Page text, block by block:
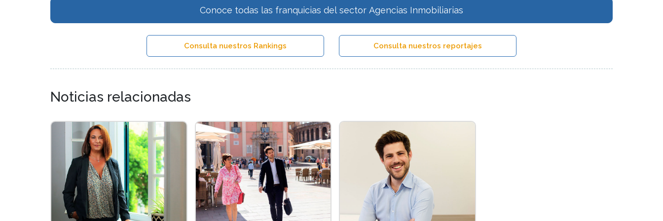
Conoce todas las franquicias del sector Agencias Inmobiliarias
Consulta nuestros Rankings Consulta nuestros reportajes
Noticias relacionadas